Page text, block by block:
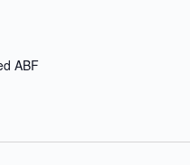
ABF